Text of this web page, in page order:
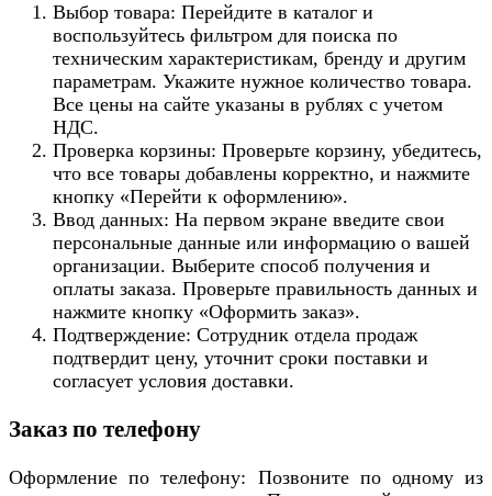
Выбор товара: Перейдите в каталог и
воспользуйтесь фильтром для поиска по
техническим характеристикам, бренду и другим
параметрам. Укажите нужное количество товара.
Все цены на сайте указаны в рублях с учетом
НДС.
Проверка корзины: Проверьте корзину, убедитесь,
что все товары добавлены корректно, и нажмите
кнопку «Перейти к оформлению».
Ввод данных: На первом экране введите свои
персональные данные или информацию о вашей
организации. Выберите способ получения и
оплаты заказа. Проверьте правильность данных и
нажмите кнопку «Оформить заказ».
Подтверждение: Сотрудник отдела продаж
подтвердит цену, уточнит сроки поставки и
согласует условия доставки.
Заказ по телефону
Оформление по телефону: Позвоните по одному из